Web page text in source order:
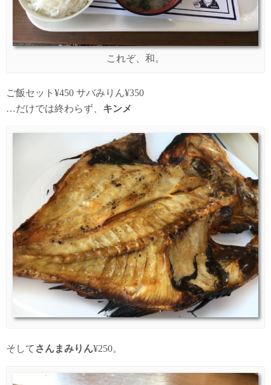
これぞ、和。
ご飯セット¥450 サバみりん¥350
…だけでは終わらず、 キンメ
そして さんまみりん¥250。